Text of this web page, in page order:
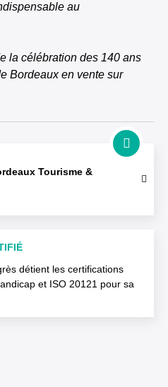
au
la célébration des 140 ans
Bordeaux en vente sur
Tourisme &
détient les certifications
et ISO 20121 pour sa